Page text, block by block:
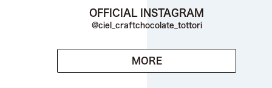
OFFICIAL INSTAGRAM
@ciel_craftchocolate_tottori
MORE